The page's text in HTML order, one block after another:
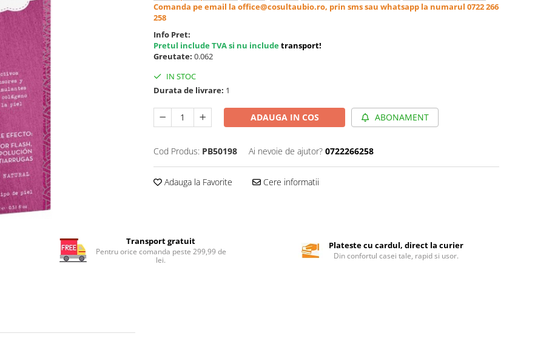
Comanda pe email la office@cosultaubio.ro, prin sms sau whatsapp la numarul 0722 266
258
Info Pret:
Pretul include TVA si nu includetransport!
Greutate: 0.062
IN STOC
Durata de livrare: 1
ADAUGA IN COS ABONAMENT
Cod Produs: PB50198 Ai nevoie de ajutor? 0722266258
Adauga la Favorite Cere informatii
Transport gratuit
Pentru orice comanda peste 299,99 de
lei.
Plateste cu cardul, direct la curier
Din confortul casei tale, rapid si usor.